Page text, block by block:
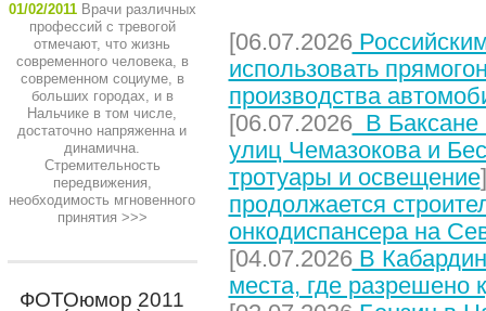
01/02/2011 Врачи различных
профессий с тревогой
отмечают, что жизнь
современного человека, в
современном социуме, в
больших городах, и в
Нальчике в том числе,
достаточно напряженна и
динамична.
Стремительность
передвижения,
необходимость мгновенного
принятия >>>
ФОТОюмор 2011
[06.07.2026
использовать
производства
[06.07.2026В Баксане
улиц Чемазокова и
тротуары и освещение
продолжается
онкодиспансера на
[04.07.2026В
места, где разрешено